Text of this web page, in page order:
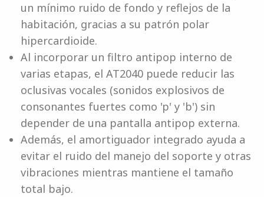
un mínimo ruido de fondo y reflejos de la
habitación, gracias a su patrón polar
hipercardioide.
Al incorporar un filtro antipop interno de
varias etapas, el AT2040 puede reducir las
oclusivas vocales (sonidos explosivos de
consonantes fuertes como 'p' y 'b') sin
depender de una pantalla antipop externa.
Además, el amortiguador integrado ayuda a
evitar el ruido del manejo del soporte y otras
vibraciones mientras mantiene el tamaño
total bajo.